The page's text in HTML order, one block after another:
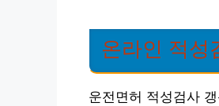
온라인 적성
운전면허 적성검사